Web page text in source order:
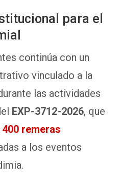
para el
continúa con un
vinculado a la
las actividades
EXP-3712-2026, que
400 remeras
a los eventos